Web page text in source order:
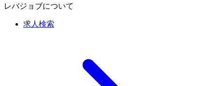
レバジョブについて
求人検索